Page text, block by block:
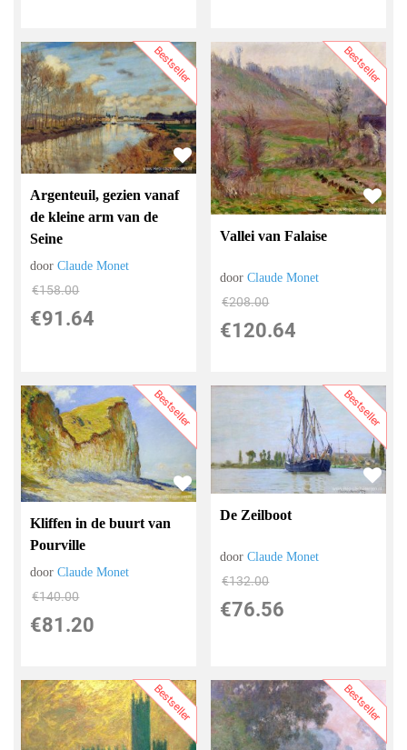
Bestseller
Argenteuil, gezien vanaf
de kleine arm van de
Seine
doorClaude Monet
€158.00
€91.64
Bestseller
Vallei van Falaise
doorClaude Monet
€208.00
€120.64
Bestseller
Kliffen in de buurt van
Pourville
doorClaude Monet
€140.00
€81.20
Bestseller
De Zeilboot
doorClaude Monet
€132.00
€76.56
Bestseller Bestseller